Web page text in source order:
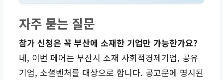
자주 묻는 질문
참가 신청은 꼭 부산에 소재한 기업만 가능한가요?
네, 이번 페어는 부산시 소재 사회적경제기업, 공유
기업, 소셜벤처를 대상으로 합니다. 공고문에 명시된